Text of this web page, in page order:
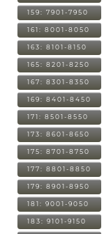
159: 7901-7950
161: 8001-8050
163: 8101-8150
165: 8201-8250
167: 8301-8350
169: 8401-8450
171: 8501-8550
173: 8601-8650
175: 8701-8750
177: 8801-8850
179: 8901-8950
181: 9001-9050
183: 9101-9150